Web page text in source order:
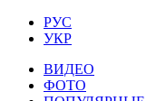
РУС
УКР
ВИДЕО
ФОТО